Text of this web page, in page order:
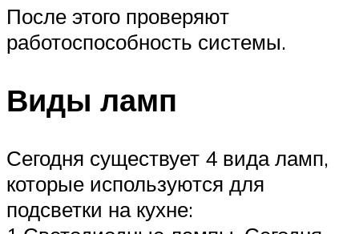
После этого проверяют
работоспособность системы.
Виды ламп
Сегодня существует 4 вида ламп,
которые используются для
подсветки на кухне: